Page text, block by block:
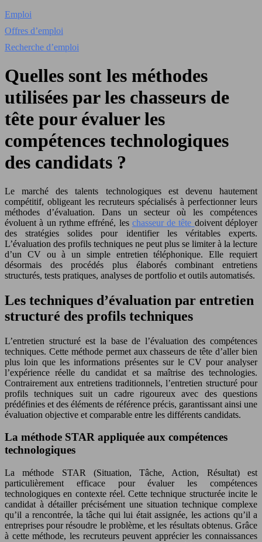
Emploi
Offres d’emploi
Recherche d’emploi
Quelles sont les méthodes
utilisées par les chasseurs de
tête pour évaluer les
compétences technologiques
des candidats ?
Le marché des talents technologiques est devenu hautement
compétitif, obligeant les recruteurs spécialisés à perfectionner leurs
méthodes d’évaluation. Dans un secteur où les compétences
évoluent à un rythme effréné, les chasseur de tête doivent déployer
des stratégies solides pour identifier les véritables experts.
L’évaluation des profils techniques ne peut plus se limiter à la lecture
d’un CV ou à un simple entretien téléphonique. Elle requiert
désormais des procédés plus élaborés combinant entretiens
structurés, tests pratiques, analyses de portfolio et outils automatisés.
Les techniques d’évaluation par entretien
structuré des profils techniques
L’entretien structuré est la base de l’évaluation des compétences
techniques. Cette méthode permet aux chasseurs de tête d’aller bien
plus loin que les informations présentes sur le CV pour analyser
l’expérience réelle du candidat et sa maîtrise des technologies.
Contrairement aux entretiens traditionnels, l’entretien structuré pour
profils techniques suit un cadre rigoureux avec des questions
prédéfinies et des éléments de référence précis, garantissant ainsi une
évaluation objective et comparable entre les différents candidats.
La méthode STAR appliquée aux compétences
technologiques
La méthode STAR (Situation, Tâche, Action, Résultat) est
particulièrement efficace pour évaluer les compétences
technologiques en contexte réel. Cette technique structurée incite le
candidat à détailler précisément une situation technique complexe
qu’il a rencontrée, la tâche qui lui était assignée, les actions qu’il a
entreprises pour résoudre le problème, et les résultats obtenus. Grâce
à cette méthode, les recruteurs peuvent apprécier les connaissances